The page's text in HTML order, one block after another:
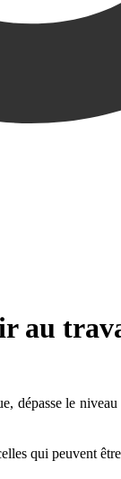
au
dépasse le
qui peuvent